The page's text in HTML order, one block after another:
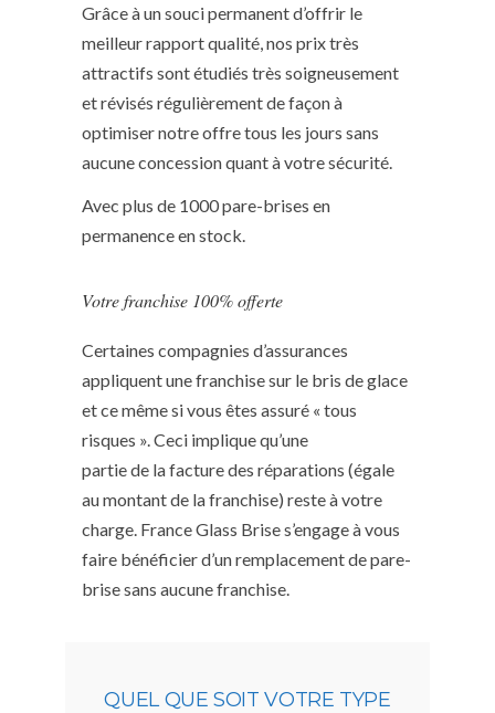
Grâce à un souci permanent d’offrir le
meilleur rapport qualité, nos prix très
attractifs sont étudiés très soigneusement
et révisés régulièrement de façon à
optimiser notre offre tous les jours sans
aucune concession quant à votre sécurité.
Avec plus de 1000 pare-brises en
permanence en stock.
Votre franchise 100% offerte
Certaines compagnies d’assurances
appliquent une franchise sur le bris de glace
et ce même si vous êtes assuré « tous
risques ». Ceci implique qu’une
partie de la facture des réparations (égale
au montant de la franchise) reste à votre
charge. France Glass Brise s’engage à vous
faire bénéficier d’un remplacement de pare-
brise sans aucune franchise.
QUEL QUE SOIT VOTRE TYPE